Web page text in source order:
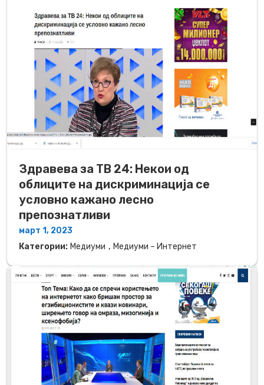
Здравева за ТВ 24: Некои од
облиците на дискриминација се
условно кажано лесно
препознатливи
март 1, 2023
Категории: Медиуми , Медиуми – Интернет